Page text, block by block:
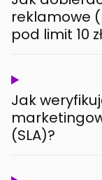
reklamowe
pod limit 10
Jak
(SLA)?